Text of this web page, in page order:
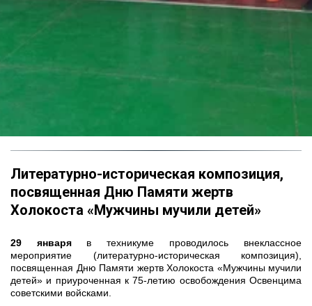
Литературно-историческая композиция,
посвященная Дню Памяти жертв
Холокоста «Мужчины мучили детей»
29 январяв техникуме проводилось внеклассное
мероприятие (литературно-историческая композиция),
посвященная Дню Памяти жертв Холокоста «Мужчины мучили
детей» и приуроченная к 75-летию освобождения Освенцима
советскими войсками.